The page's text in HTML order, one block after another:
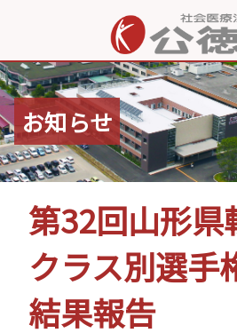
お知らせ
第32回山形県
クラス別選
結果報告